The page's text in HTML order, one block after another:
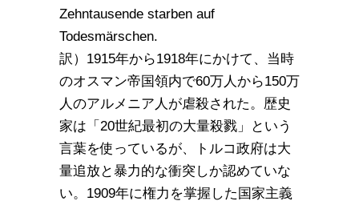
Zehntausende starben auf
Todesmärschen.
訳）1915年から1918年にかけて、当時
のオスマン帝国領内で60万人から150万
人のアルメニア人が虐殺された。歴史
家は「20世紀最初の大量殺戮」という
言葉を使っているが、トルコ政府は大
量追放と暴力的な衝突しか認めていな
い。1909年に権力を掌握した国家主義